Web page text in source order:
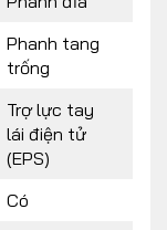
Phanh tang
trống
Trợ lực tay
lái điện tử
(EPS)
Có